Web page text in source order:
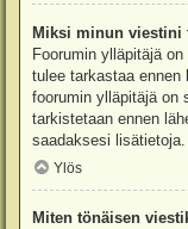
Miksi minun viestini
Foorumin ylläpitäjä
tulee tarkastaa
foorumin ylläpitäjä on
tarkistetaan ennen
saadaksesi lisätietoja.
Ylös
Miten tönäisen